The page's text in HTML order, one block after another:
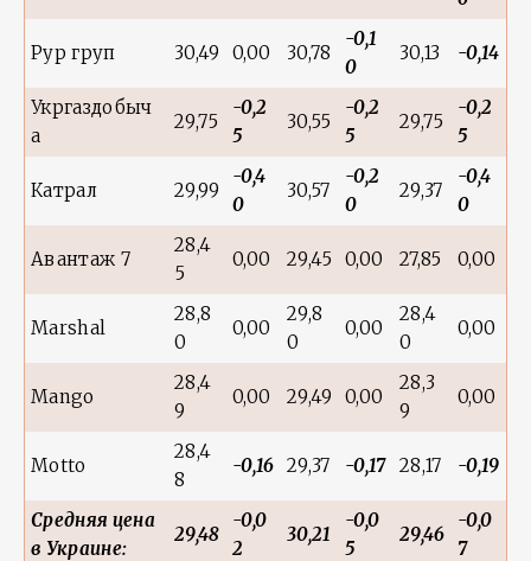
Рур груп 30,49 0,00 30,78
-0,1
0
30,13 -0,14
Укргаздобыч
а
29,75
-0,2
5
30,55
-0,2
5
29,75
-0,2
5
Катрал 29,99
-0,4
0
30,57
-0,2
0
29,37
-0,4
0
Авантаж 7
28,4
5
0,00 29,45 0,00 27,85 0,00
Marshal
28,8
0
0,00
29,8
0
0,00
28,4
0
0,00
Mango
28,4
9
0,00 29,49 0,00
28,3
9
0,00
Motto
28,4
8
-0,16 29,37 -0,17 28,17 -0,19
Средняя цена
в Украине:
29,48
-0,0
2
30,21
-0,0
5
29,46
-0,0
7